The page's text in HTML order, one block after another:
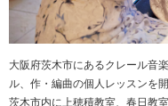
大阪府茨木市にあるクレール音
ル、作・編曲の個人レッスンを
茨木市内に上穂積教室、春日教